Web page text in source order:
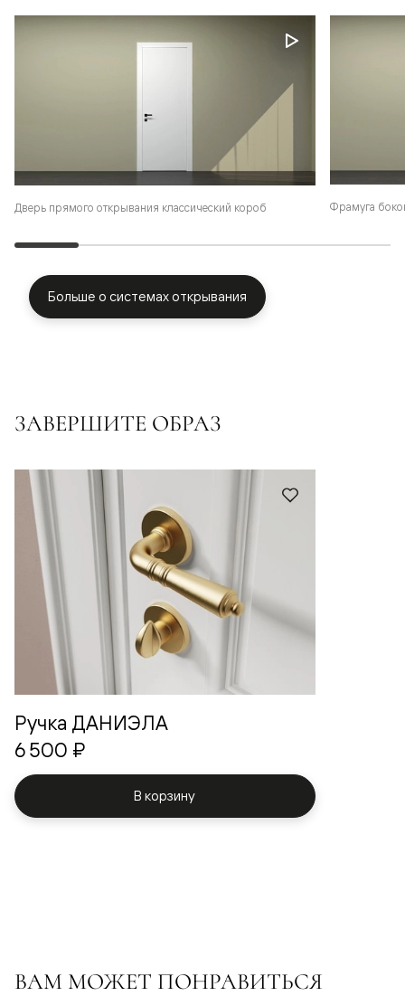
Дверь прямого открывания классический короб Фрамуга
Больше о системах открывания
ЗАВЕРШИТЕ ОБРАЗ
Ручка ДАНИЭЛА
6 500 ₽
В корзину
ВАМ МОЖЕТ ПОНРАВИТЬСЯ